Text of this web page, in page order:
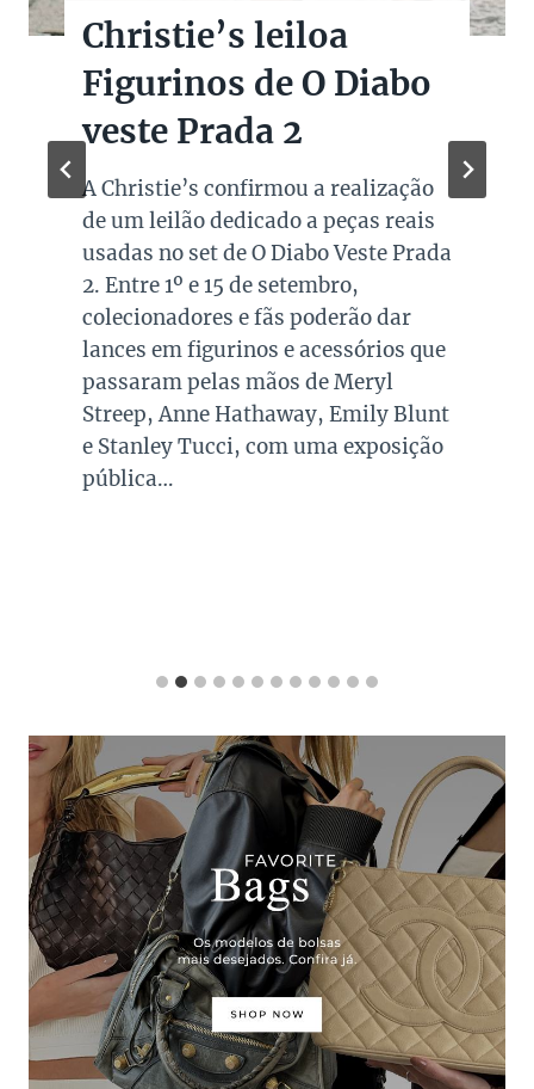
Christie’s leiloa
Figurinos de O Diabo
veste Prada 2
A Christie’s confirmou a realização
de um leilão dedicado a peças reais
usadas no set de O Diabo Veste Prada
2. Entre 1º e 15 de setembro,
colecionadores e fãs poderão dar
lances em figurinos e acessórios que
passaram pelas mãos de Meryl
Streep, Anne Hathaway, Emily Blunt
e Stanley Tucci, com uma exposição
pública…